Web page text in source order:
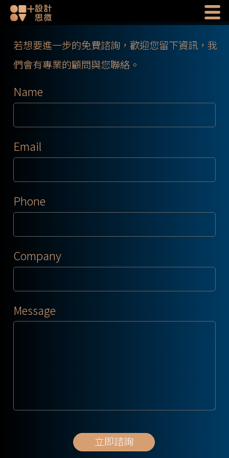
若想要進一步的免費諮詢，歡迎您留下資訊，我
們會有專業的顧問與您聯絡。
Name
Email
Phone
Company
Message